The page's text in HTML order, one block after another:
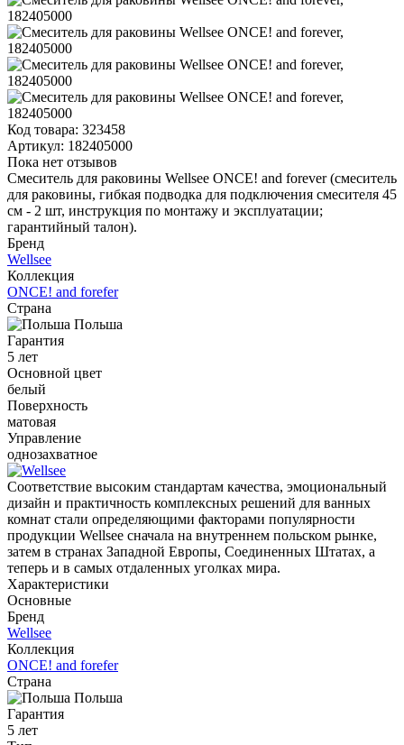
Код товара: 323458
Артикул: 182405000
Пока нет отзывов
Смеситель для раковины Wellsee ONCE! and forever (смеситель
для раковины, гибкая подводка для подключения смесителя 45
см - 2 шт, инструкция по монтажу и эксплуатации;
гарантийный талон).
Бренд
Wellsee
Коллекция
ONCE! and forefer
Страна
Польша
Гарантия
5 лет
Основной цвет
белый
Поверхность
матовая
Управление
однозахватное
Соответствие высоким стандартам качества, эмоциональный
дизайн и практичность комплексных решений для ванных
комнат стали определяющими факторами популярности
продукции Wellsee сначала на внутреннем польском рынке,
затем в странах Западной Европы, Соединенных Штатах, а
теперь и в самых отдаленных уголках мира.
Характеристики
Основные
Бренд
Wellsee
Коллекция
ONCE! and forefer
Страна
Польша
Гарантия
5 лет